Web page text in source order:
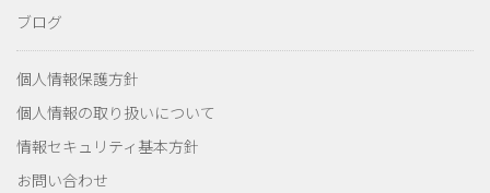
ブログ
個人情報保護方針
個人情報の取り扱いについて
情報セキュリティ基本方針
お問い合わせ